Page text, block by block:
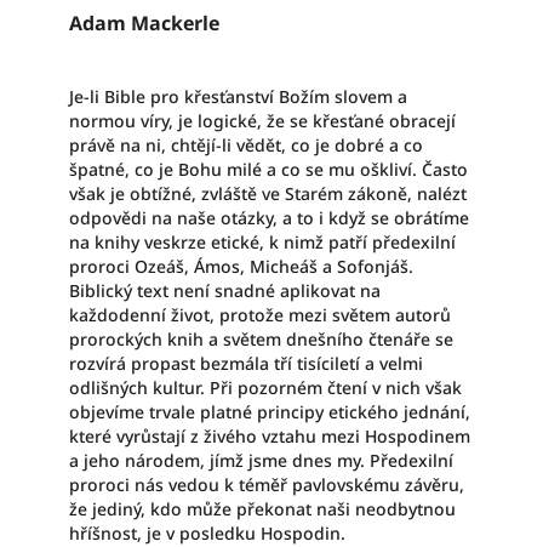
Adam Mackerle
Je-li Bible pro křesťanství Božím slovem a
normou víry, je logické, že se křesťané obracejí
právě na ni, chtějí-li vědět, co je dobré a co
špatné, co je Bohu milé a co se mu oškliví. Často
však je obtížné, zvláště ve Starém zákoně, nalézt
odpovědi na naše otázky, a to i když se obrátíme
na knihy veskrze etické, k nimž patří předexilní
proroci Ozeáš, Ámos, Micheáš a Sofonjáš.
Biblický text není snadné aplikovat na
každodenní život, protože mezi světem autorů
prorockých knih a světem dnešního čtenáře se
rozvírá propast bezmála tří tisíciletí a velmi
odlišných kultur. Při pozorném čtení v nich však
objevíme trvale platné principy etického jednání,
které vyrůstají z živého vztahu mezi Hospodinem
a jeho národem, jímž jsme dnes my. Předexilní
proroci nás vedou k téměř pavlovskému závěru,
že jediný, kdo může překonat naši neodbytnou
hříšnost, je v posledku Hospodin.